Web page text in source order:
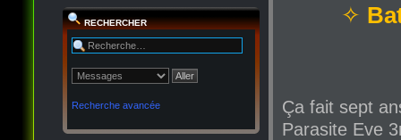
RECHERCHER
Recherche avancée
✧
Ça fait sept
Parasite Eve